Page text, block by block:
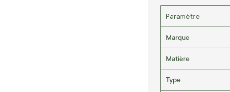
Paramètre
Marque
Matière
Type